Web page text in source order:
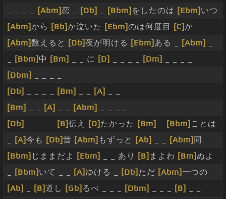
[Abm]恋 _ [Db] [Bbm] をしたのは [Ebm] いつ
[Abm]から [Bb]か泣いた [Ebm]のは何度目 [C]か
[Abm]数えると [Db]夜が明ける [Ebm] ある _ [Abm]
[Bbm] 中 [Bm] _ _ に [D] [Dm]
[Dbm]
[Db]
[Bm] [A]
[Bm]
[A] [Abm]
[Db]
[B]伝え [D] たかった [Bm] [Bbm] ことは
[A]今も [Db]昔 [Abm] もずっと [Ab] [Abm] 同
[Bbm] じままだよ [Ebm] _ _ あり [B] まよわ [Bm] ぬよ
[Bbm] いて _ _ [A] ゆける _ [Db] ただ [Abm]一つの
[Ab]
[B]道し [Gb] るべ _ _ _ [Dbm] [B]